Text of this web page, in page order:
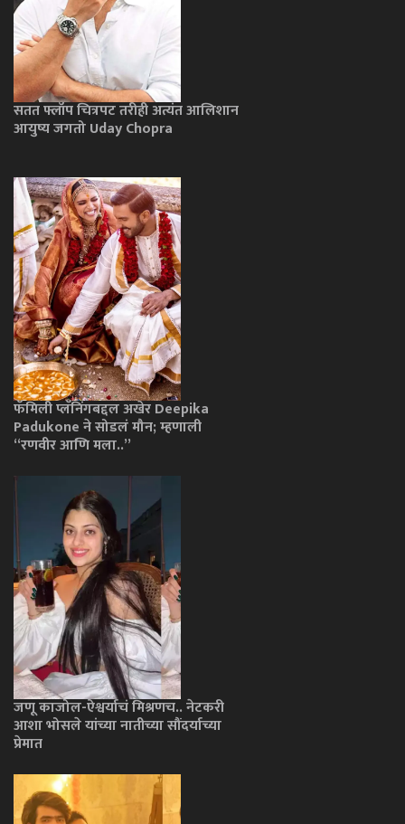
सतत फ्लॉप चित्रपट तरीही अत्यंत आलिशान
आयुष्य जगतो Uday Chopra
फॅमिली प्लॅनिंगबद्दल अखेर Deepika
Padukone ने सोडलं मौन; म्हणाली
“रणवीर आणि मला..”
जणू काजोल-ऐश्वर्याचं मिश्रणच.. नेटकरी
आशा भोसले यांच्या नातीच्या सौंदर्याच्या
प्रेमात